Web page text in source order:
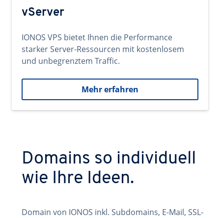
vServer
IONOS VPS bietet Ihnen die Performance
starker Server-Ressourcen mit kostenlosem
und unbegrenztem Traffic.
Mehr erfahren
Domains so individuell
wie Ihre Ideen.
Domain von IONOS inkl. Subdomains, E-Mail, SSL-